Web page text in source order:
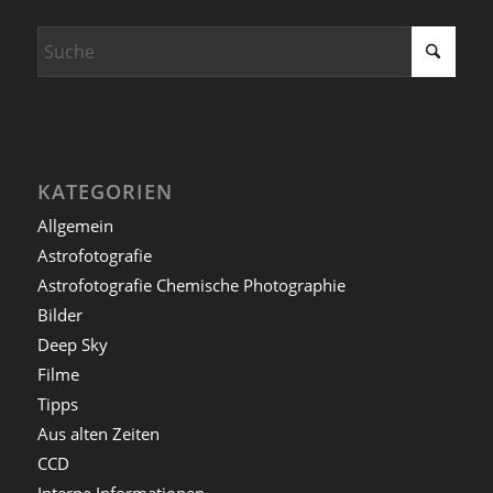
KATEGORIEN
Allgemein
Astrofotografie
Astrofotografie Chemische Photographie
Bilder
Deep Sky
Filme
Tipps
Aus alten Zeiten
CCD